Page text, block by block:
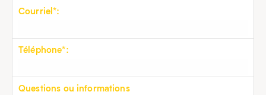
Courriel*:
Téléphone*:
Questions ou informations